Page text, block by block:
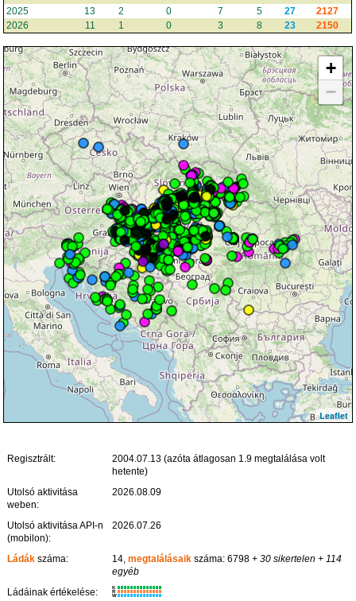
2025
13 2 0 7 5 27
2127
2026
11 1 0 3 8 23 2150
+
−
Leaflet
Regisztrált:
2004.07.13 (azóta átlagosan 1.9 megtalálása volt
hetente)
Utolsó aktivitása
weben:
2026.08.09
Utolsó aktivitása API-n
(mobilon):
2026.07.26
Ládák száma: 14,megtalálásaik száma: 6798 + 30 sikertelen + 114
egyéb
Ládáinak értékelése:
K
R
W